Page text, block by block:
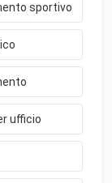
sportivo
ufficio